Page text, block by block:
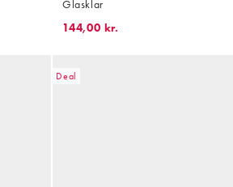
Glasklar
144,00 kr.
Deal